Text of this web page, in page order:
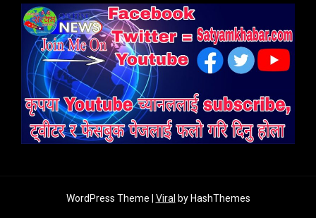
WordPress Theme | Viral by HashThemes